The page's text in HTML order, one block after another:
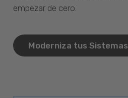
empezar de cero.
Moderniza tus Sistemas